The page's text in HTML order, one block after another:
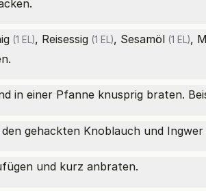
(1 EL), Reisessig (1 EL), Sesamöl (1 EL),
in einer Pfanne knusprig braten.
gehackten Knoblauch und
und kurz anbraten.